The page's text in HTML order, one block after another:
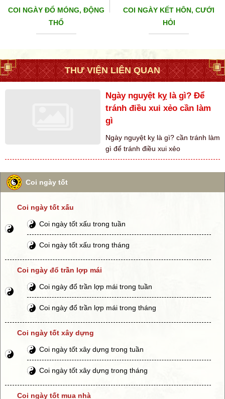
COI NGÀY ĐỔ MÓNG, ĐỘNG
THỔ
COI NGÀY KẾT HÔN, CƯỚI
HỎI
THƯ VIỆN LIÊN QUAN
Ngày nguyệt kỵ là gì? Để
tránh điều xui xẻo cần làm
gì
Ngày nguyệt kỵ là gì? cần tránh làm
gì để tránh điều xui xẻo
Coi ngày tốt
Coi ngày tốt xấu
Coi ngày tốt xấu trong tuần
Coi ngày tốt xấu trong tháng
Coi ngày đổ trần lợp mái
Coi ngày đổ trần lợp mái trong tuần
Coi ngày đổ trần lợp mái trong tháng
Coi ngày tốt xây dựng
Coi ngày tốt xây dựng trong tuần
Coi ngày tốt xây dựng trong tháng
Coi ngày tốt mua nhà